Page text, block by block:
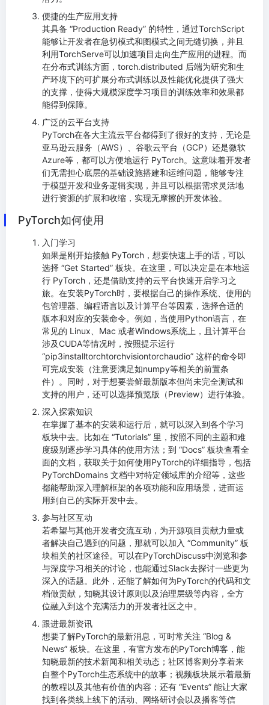
便捷的生产应用支持
其具备 “Production Ready” 的特性，通过TorchScript
能够让开发者在急切模式和图模式之间无缝切换，并且
利用TorchServe可以加速项目走向生产应用的进程。而
在分布式训练方面，torch.distributed 后端为研究和生
产环境下的可扩展分布式训练以及性能优化提供了强大
的支撑，使得大规模深度学习项目的训练效率和效果都
能得到保障。
广泛的云平台支持
PyTorch在各大主流云平台都得到了很好的支持，无论是
亚马逊云服务（AWS）、谷歌云平台（GCP）还是微软
Azure等，都可以方便地运行 PyTorch。这意味着开发者
们无需担心底层的基础设施搭建和运维问题，能够专注
于模型开发和业务逻辑实现，并且可以根据需求灵活地
进行资源的扩展和收缩，实现无摩擦的开发体验。
PyTorch如何使用
入门学习
如果是刚开始接触 PyTorch，想要快速上手的话，可以
选择 “Get Started” 板块。在这里，可以决定是在本地运
行 PyTorch，还是借助支持的云平台快速开启学习之
旅。在安装PyTorch时，要根据自己的操作系统、使用的
包管理器、编程语言以及计算平台等因素，选择合适的
版本和对应的安装命令。例如，当使用Python语言，在
常见的 Linux、Mac 或者Windows系统上，且计算平台
涉及CUDA等情况时，按照提示运行
“pip3installtorchtorchvisiontorchaudio” 这样的命令即
可完成安装（注意要满足如numpy等相关的前置条
件）。同时，对于想要尝鲜最新版本但尚未完全测试和
支持的用户，还可以选择预览版（Preview）进行体验。
深入探索知识
在掌握了基本的安装和运行后，就可以深入到各个学习
板块中去。比如在 “Tutorials” 里，按照不同的主题和难
度级别逐步学习具体的使用方法；到 “Docs” 板块查看全
面的文档，获取关于如何使用PyTorch的详细指导，包括
PyTorchDomains 文档中对特定领域库的介绍等，这些
都能帮助深入理解框架的各项功能和应用场景，进而运
用到自己的实际开发中去。
参与社区互动
若希望与其他开发者交流互动，为开源项目贡献力量或
者解决自己遇到的问题，那就可以加入 “Community” 板
块相关的社区途径。可以在PyTorchDiscuss中浏览和参
与深度学习相关的讨论，也能通过Slack去探讨一些更为
深入的话题。此外，还能了解如何为PyTorch的代码和文
档做贡献，知晓其设计原则以及治理层级等内容，全方
位融入到这个充满活力的开发者社区之中。
跟进最新资讯
想要了解PyTorch的最新消息，可时常关注 “Blog &
News” 板块。在这里，有官方发布的PyTorch博客，能
知晓最新的技术新闻和相关动态；社区博客则分享着来
自整个PyTorch生态系统中的故事；视频板块展示着最新
的教程以及其他有价值的内容；还有 “Events” 能让大家
找到各类线上线下的活动、网络研讨会以及播客等信